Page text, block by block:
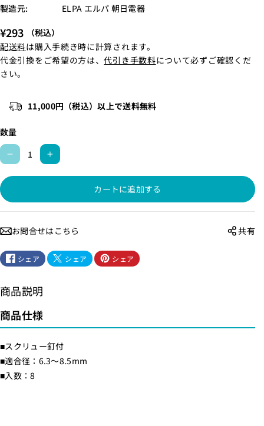
製造元:
ELPA エルパ 朝日電器
¥293
（税込）
配送料は購入手続き時に計算されます。
代金引換をご希望の方は、代引き手数料について必ずご確認くだ
さい。
11,000円（税込）以上で送料無料
数量
片
サ
ル
_
P
H
-
1
0
1
N
H
_
片
サ
ル
_
P
H
1
N
H
カートに追加する
お問合せはこちら 共有
シェア シェア シェア
商品説明
商品仕様
■スクリュー釘付
■適合径：6.3～8.5mm
■入数：8